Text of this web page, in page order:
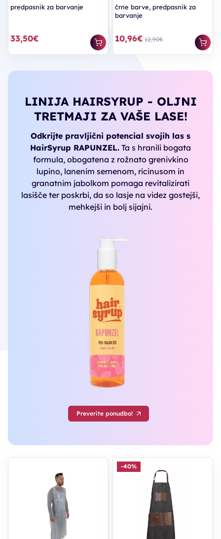
predpasnik za barvanje
33,50€
črne barve, predpasnik za
barvanje
10,96€ 12,90€
LINIJA HAIRSYRUP - OLJNI
TRETMAJI ZA VAŠE LASE!
Odkrijte pravljični potencial svojih las s
HairSyrup RAPUNZEL. Ta s hranili bogata
formula, obogatena z rožnato grenivkino
lupino, lanenim semenom, ricinusom in
granatnim jabolkom pomaga revitalizirati
lasišče ter poskrbi, da so lasje na videz gostejši,
mehkejši in bolj sijajni.
Preverite ponudbo!
-40%